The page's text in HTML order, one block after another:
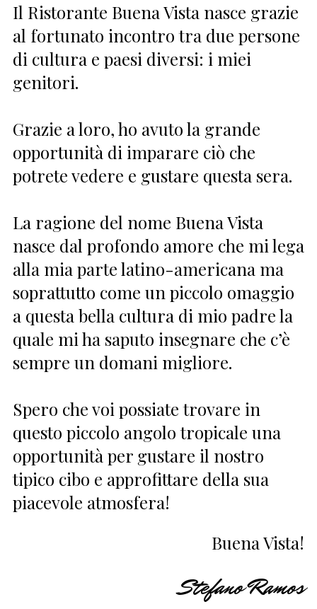
Il Ristorante Buena Vista nasce grazie
al fortunato incontro tra due persone
di cultura e paesi diversi: i miei
genitori.
Grazie a loro, ho avuto la grande
opportunità di imparare ciò che
potrete vedere e gustare questa sera.
La ragione del nome Buena Vista
nasce dal profondo amore che mi lega
alla mia parte latino-americana ma
soprattutto come un piccolo omaggio
a questa bella cultura di mio padre la
quale mi ha saputo insegnare che c’è
sempre un domani migliore.
Spero che voi possiate trovare in
questo piccolo angolo tropicale una
opportunità per gustare il nostro
tipico cibo e approfittare della sua
piacevole atmosfera!
Buena Vista!
Stefano Ramos